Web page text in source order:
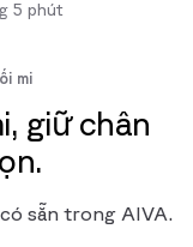
5 phút
mi
giữ chân
sẵn trong AIVA.